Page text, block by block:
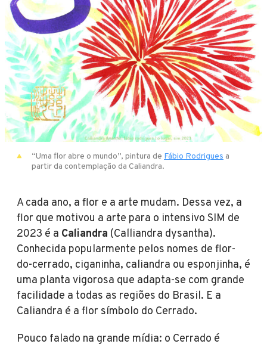
“Uma flor abre o mundo”, pintura de Fábio Rodrigues a
partir da contemplação da Caliandra.
A cada ano, a flor e a arte mudam. Dessa vez, a
flor que motivou a arte para o intensivo SIM de
2023 é a Caliandra (Calliandra dysantha).
Conhecida popularmente pelos nomes de flor-
do-cerrado, ciganinha, caliandra ou esponjinha, é
uma planta vigorosa que adapta-se com grande
facilidade a todas as regiões do Brasil. E a
Caliandra é a flor símbolo do Cerrado.
Pouco falado na grande mídia: o Cerrado é